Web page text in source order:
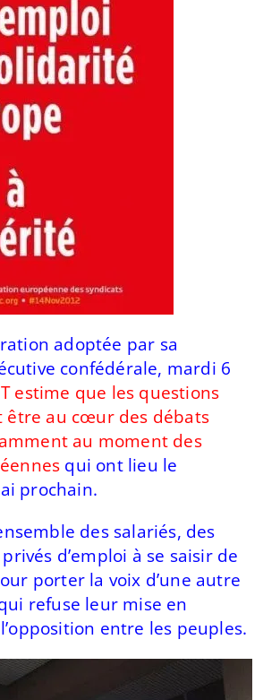
adoptée par sa
confédérale, mardi 6
estime que les questions
être au cœur des débats
au moment des
qui ont lieu le
prochain.
des salariés, des
d’emploi à se saisir de
porter la voix d’une autre
refuse leur mise en
entre les peuples.